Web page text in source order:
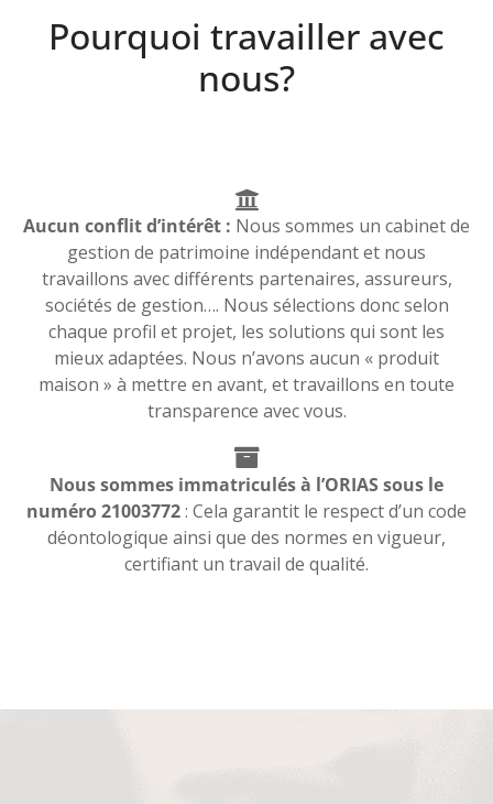
Pourquoi travailler avec
nous?
Aucun conflit d’intérêt : Nous sommes un cabinet de
gestion de patrimoine indépendant et nous
travaillons avec différents partenaires, assureurs,
sociétés de gestion…. Nous sélections donc selon
chaque profil et projet, les solutions qui sont les
mieux adaptées. Nous n’avons aucun « produit
maison » à mettre en avant, et travaillons en toute
transparence avec vous.
Nous sommes immatriculés à l’ORIAS sous le
numéro 21003772: Cela garantit le respect d’un code
déontologique ainsi que des normes en vigueur,
certifiant un travail de qualité.